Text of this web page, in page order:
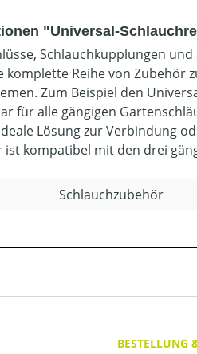
"Universal-
Schlauchkupplungen
komplette Reihe von Zubehör
Zum Beispiel den
für alle gängigen
Lösung zur Verbindung
kompatibel mit den drei
Schlauchzubehör
BESTELLUNG